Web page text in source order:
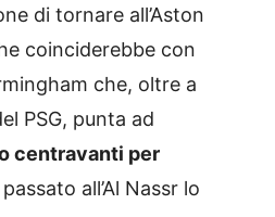
di tornare all’Aston
coinciderebbe con
che, oltre a
PSG, punta ad
centravanti per
passato all’Al Nassr lo